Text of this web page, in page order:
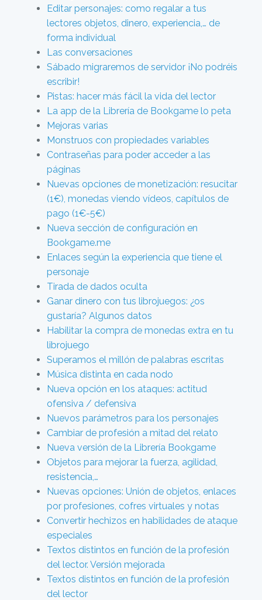
Editar personajes: como regalar a tus
lectores objetos, dinero, experiencia,… de
forma individual
Las conversaciones
Sábado migraremos de servidor ¡No podréis
escribir!
Pistas: hacer más fácil la vida del lector
La app de la Librería de Bookgame lo peta
Mejoras varias
Monstruos con propiedades variables
Contraseñas para poder acceder a las
páginas
Nuevas opciones de monetización: resucitar
(1€), monedas viendo vídeos, capítulos de
pago (1€-5€)
Nueva sección de configuración en
Bookgame.me
Enlaces según la experiencia que tiene el
personaje
Tirada de dados oculta
Ganar dinero con tus librojuegos: ¿os
gustaría? Algunos datos
Habilitar la compra de monedas extra en tu
librojuego
Superamos el millón de palabras escritas
Música distinta en cada nodo
Nueva opción en los ataques: actitud
ofensiva / defensiva
Nuevos parámetros para los personajes
Cambiar de profesión a mitad del relato
Nueva versión de la Librería Bookgame
Objetos para mejorar la fuerza, agilidad,
resistencia,…
Nuevas opciones: Unión de objetos, enlaces
por profesiones, cofres virtuales y notas
Convertir hechizos en habilidades de ataque
especiales
Textos distintos en función de la profesión
del lector. Versión mejorada
Textos distintos en función de la profesión
del lector